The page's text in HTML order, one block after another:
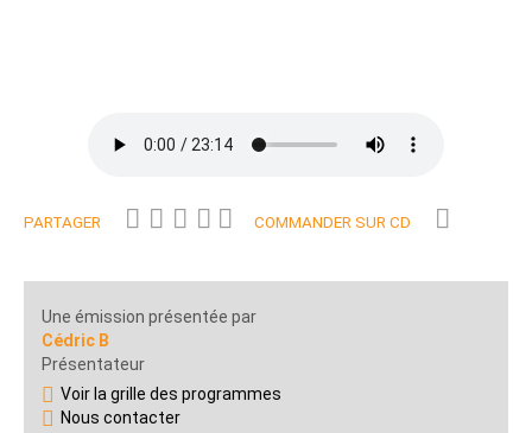
PARTAGER COMMANDER SUR CD
Une émission présentée par
Cédric B
Présentateur
Voir la grille des programmes
Nous contacter